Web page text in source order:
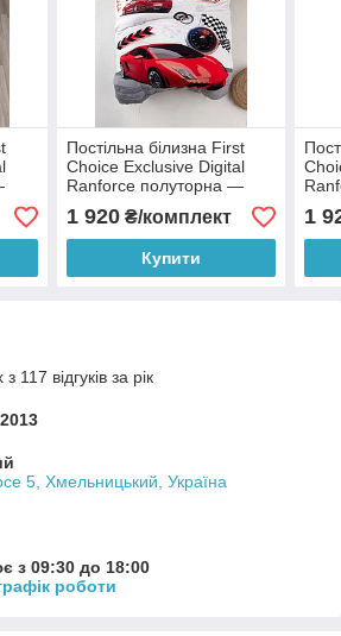
Постільна білизна First
Choice Exclusive Digital
Ranforce полуторна —
Drive
1 920₴/комплект
Купити
1
117 відгуків за рік
5, Хмельницький, Україна
з 09:30 до 18:00
роботи